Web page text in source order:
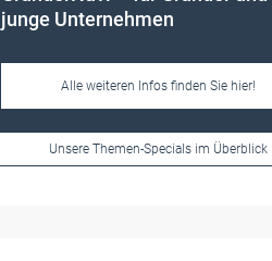
Frauen im Handwerk